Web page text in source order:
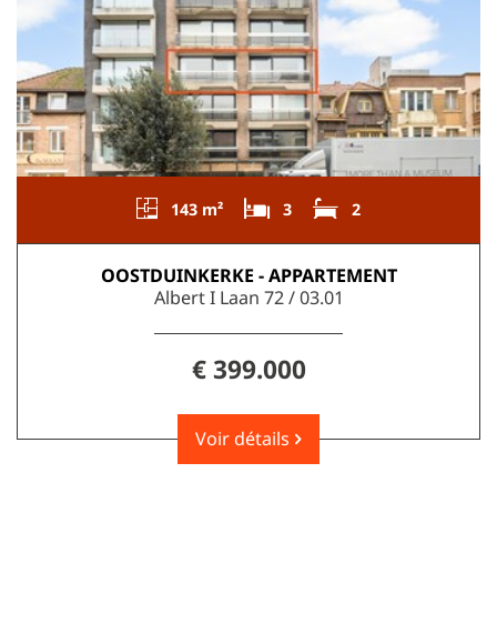
143 m² 3 2
OOSTDUINKERKE - APPARTEMENT
Albert I Laan 72 / 03.01
€ 399.000
Voir détails